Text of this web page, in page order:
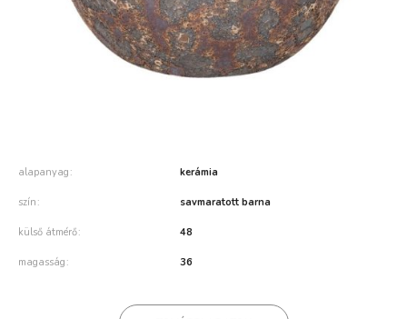
alapanyag kerámia
szín savmaratott barna
külső átmérő 48
magasság 36